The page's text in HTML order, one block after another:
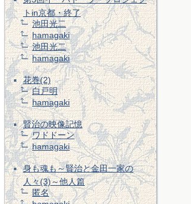
トin京都・終了
池田光二
hamagaki
池田光二
hamagaki
花巻(2)
白戸明
hamagaki
賢治の映像記憶
ワドドーン
hamagaki
身も魂も～賢治と金田一家の
人々(3)～他人篇
匿名